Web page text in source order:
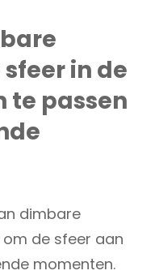
in de
te passen
dimbare
de sfeer aan
momenten.